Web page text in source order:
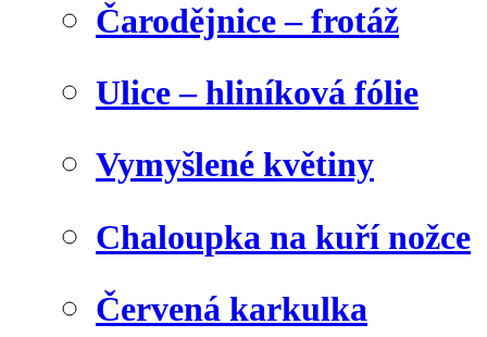
Čarodějnice – frotáž
Ulice – hliníková fólie
Vymyšlené květiny
Chaloupka na kuří nožce
Červená karkulka